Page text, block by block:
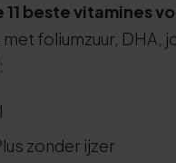
11 beste vitamines
met foliumzuur, DHA,
zonder ijzer